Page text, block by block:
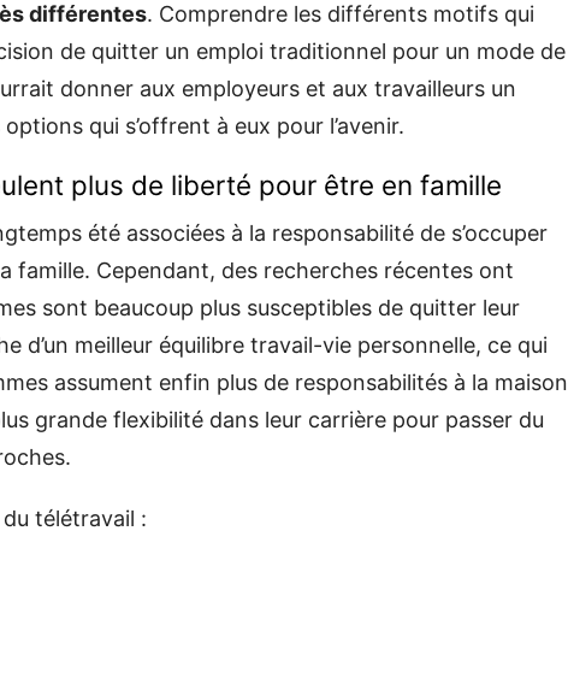
différentes. Comprendre les différents motifs qui
de quitter un emploi traditionnel pour un mode de
donner aux employeurs et aux travailleurs un
qui s’offrent à eux pour l’avenir.
plus de liberté pour être en famille
été associées à la responsabilité de s’occuper
famille. Cependant, des recherches récentes ont
sont beaucoup plus susceptibles de quitter leur
d’un meilleur équilibre travail-vie personnelle, ce qui
assument enfin plus de responsabilités à la maison
grande flexibilité dans leur carrière pour passer du
télétravail :